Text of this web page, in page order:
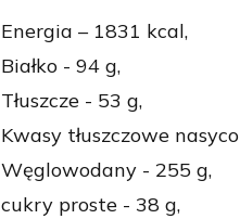
Energia – 1831 kcal,
Białko - 94 g,
Tłuszcze - 53 g,
Kwasy tłuszczowe
Węglowodany - 255 g,
cukry proste - 38 g,